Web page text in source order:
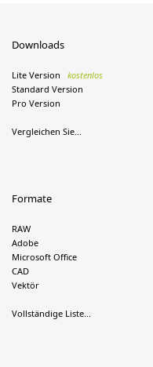
Downloads
Lite Version
kostenlos
Standard Version
Pro Version
Vergleichen Sie...
Formate
RAW
Adobe
Microsoft Office
CAD
Vektör
Vollständige Liste...